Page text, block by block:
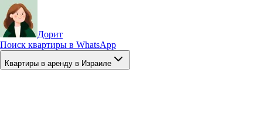
Дорит
Поиск квартиры в WhatsApp
Квартиры в аренду в Израиле